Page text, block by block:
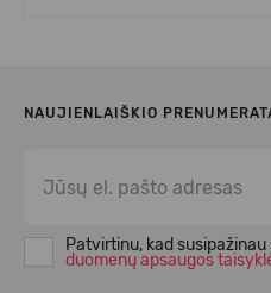
NAUJIENLAIŠKIO
Patvirtinu, kad susipažinau
duomenų apsaugos